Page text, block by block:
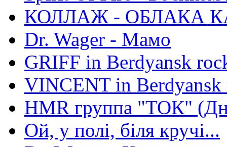
КОЛЛАЖ - ОБЛАКА
Dr. Wager - Мамо
GRIFF in Berdyansk
VINCENT in
HMR группа "ТОК"
Ой, у полі, біля кручі...